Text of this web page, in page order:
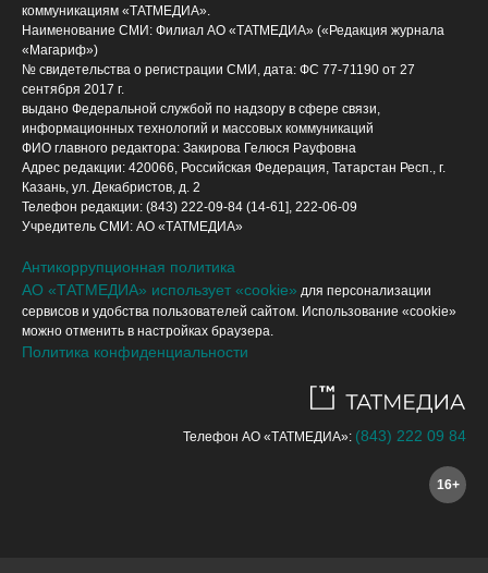
коммуникациям «ТАТМЕДИА».
Наименование СМИ: Филиал АО «ТАТМЕДИА» («Редакция журнала
«Магариф»)
№ свидетельства о регистрации СМИ, дата: ФС 77-71190 от 27
сентября 2017 г.
выдано Федеральной службой по надзору в сфере связи,
информационных технологий и массовых коммуникаций
ФИО главного редактора: Закирова Гелюся Рауфовна
Адрес редакции: 420066, Российская Федерация, Татарстан Респ., г.
Казань, ул. Декабристов, д. 2
Телефон редакции: (843) 222-09-84 (14-61], 222-06-09
Учредитель СМИ: АО «ТАТМЕДИА»
Антикоррупционная политика
АО «ТАТМЕДИА» использует «cookie» для персонализации
сервисов и удобства пользователей сайтом. Использование «cookie»
можно отменить в настройках браузера.
Политика конфиденциальности
Телефон АО «ТАТМЕДИА»: (843) 222 09 84
16+